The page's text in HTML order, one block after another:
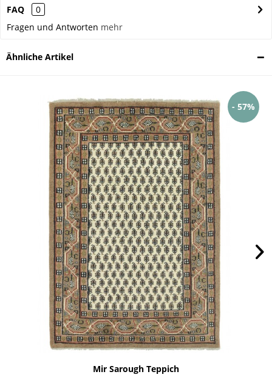
FAQ
0
Fragen und Antworten mehr
Ähnliche Artikel
- 57%
Mir Sarough Teppich